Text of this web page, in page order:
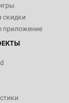
скидки
приложение